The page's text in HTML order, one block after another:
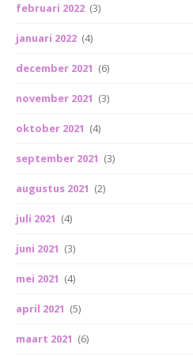
februari 2022 (3)
januari 2022 (4)
december 2021 (6)
november 2021 (3)
oktober 2021 (4)
september 2021 (3)
augustus 2021 (2)
juli 2021 (4)
juni 2021 (3)
mei 2021 (4)
april 2021 (5)
maart 2021 (6)